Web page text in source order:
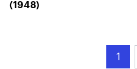
(1948)
1